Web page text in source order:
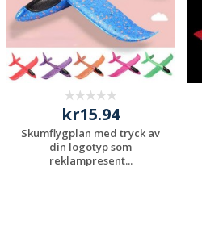
kr15.94
Skumflygplan med tryck av
din logotyp som
reklampresent...